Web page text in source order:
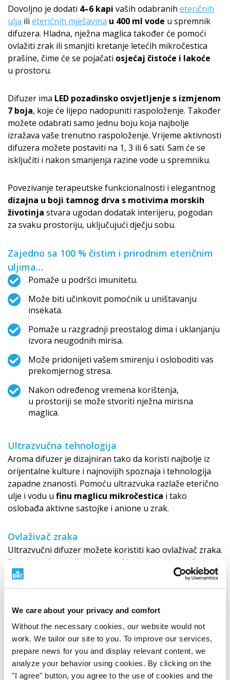
We care about your privacy and comfort
Without the necessary cookies, our website would not
work. We tailor our site to you. To improve our services,
prepare news for you and display relevant content, we
analyze your behavior using cookies. By clicking on the
"I agree" button, you agree to the use of cookies and the
Dovoljno je dodati 4–6 kapi vaših odabranih eteričnih
ulja ili eteričnih mješavina u 400 ml vode u spremnik
difuzera. Hladna, nježna maglica također će pomoći
ovlažiti zrak ili smanjiti kretanje letećih mikročestica
prašine, čime će se pojačati osjećaj čistoće i lakoće
u prostoru.
Difuzer ima LED pozadinsko osvjetljenje s izmjenom
7 boja, koje će lijepo nadopuniti raspoloženje. Također
možete odabrati samo jednu boju koja najbolje
izražava vaše trenutno raspoloženje. Vrijeme aktivnosti
difuzera možete postaviti na 1, 3 ili 6 sati. Sam će se
isključiti i nakon smanjenja razine vode u spremniku.
Povezivanje terapeutske funkcionalnosti i elegantnog
dizajna u boji tamnog drva s motivima morskih
životinja stvara ugodan dodatak interijeru, pogodan
za svaku prostoriju, uključujući dječju sobu.
Zajedno sa 100 % čistim i prirodnim eteričnim
uljima…
Pomaže u podršci imunitetu.
Može biti učinkovit pomoćnik u uništavanju
insekata.
Pomaže u razgradnji preostalog dima i uklanjanju
izvora neugodnih mirisa.
Može pridonijeti vašem smirenju i osloboditi vas
prekomjernog stresa.
Nakon određenog vremena korištenja,
u prostoriji se može stvoriti nježna mirisna
maglica.
Ultrazvučna tehnologija
Aroma difuzer je dizajniran tako da koristi najbolje iz
orijentalne kulture i najnovijih spoznaja i tehnologija
zapadne znanosti. Pomoću ultrazvuka razlaže eterično
ulje i vodu u finu maglicu mikročestica i tako
oslobađa aktivne sastojke i anione u zrak.
Ovlaživač zraka
Ultrazvučni difuzer možete koristiti kao ovlaživač zraka.
Posebno zbog grijanja u zimskim mjesecima možemo
neugodno osjetiti utjecaj suhog zraka, koji može isušiti
Ključne značajke
Mješavina vode i male količine eteričnih ulja
raspršuje se u zrak u obliku izuzetno finih
mikročestica.